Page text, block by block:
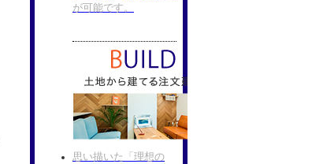
が可能です。
思い描いた「理想の